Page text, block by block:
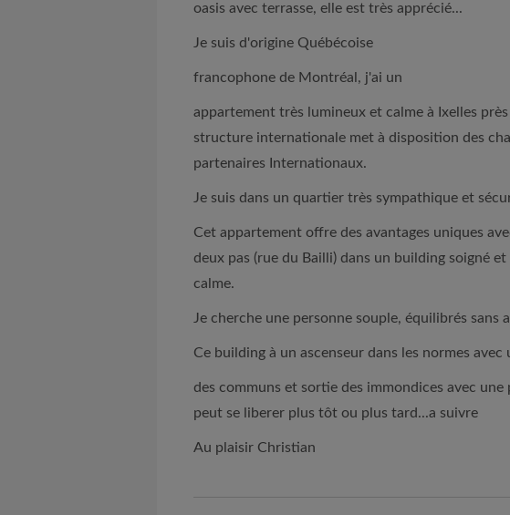
oasis avec terrasse, elle est très apprécié...
Je suis d'origine Québécoise
francophone de Montréal, j'ai un
appartement très lumineux et calme à Ixelles
structure internationale met à disposition des
partenaires Internationaux.
Je suis dans un quartier très sympathique et
Cet appartement offre des avantages uniques
deux pas (rue du Bailli) dans un building soigné
calme.
Je cherche une personne souple, équilibrés sans
Ce building à un ascenseur dans les normes
des communs et sortie des immondices avec une
peut se liberer plus tôt ou plus tard...a suivre
Au plaisir Christian